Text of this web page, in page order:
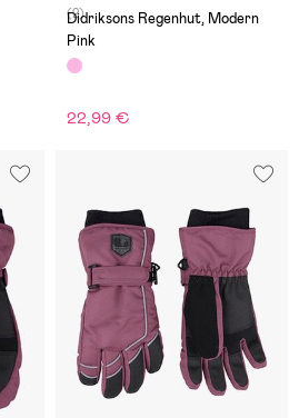
(2)
Didriksons Regenhut, Modern
Pink
22,99 €